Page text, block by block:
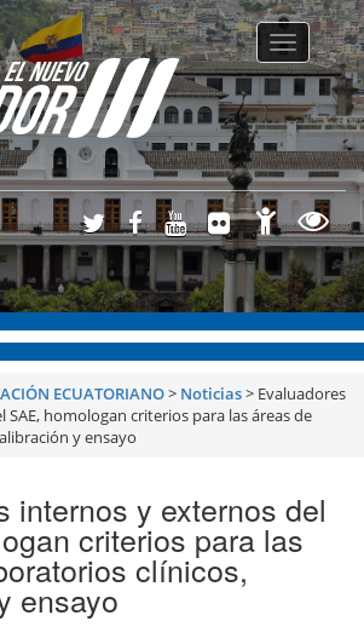
Toggle
ECUATORIANO> Noticias> Evaluadores
homologan criterios para las áreas de
y ensayo
internos y externos del
criterios para las
clínicos,
ensayo